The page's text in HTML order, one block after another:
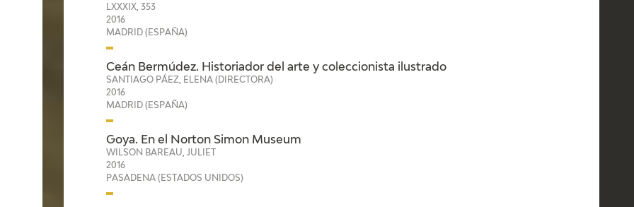
LXXXIX, 353
2016
MADRID (ESPAÑA)
Ceán Bermúdez. Historiador del arte y coleccionista ilustrado
SANTIAGO PÁEZ, ELENA (DIRECTORA)
2016
MADRID (ESPAÑA)
Goya. En el Norton Simon Museum
WILSON BAREAU, JULIET
2016
PASADENA (ESTADOS UNIDOS)